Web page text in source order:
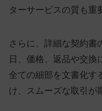
ターサービスの質も重
さらに、詳細な契約書
日、価格、返品や交換
全ての細部を文書化す
け、スムーズな取引が